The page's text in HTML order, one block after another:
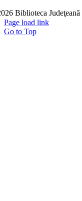
Biblioteca Judeţeană
Page load link
Go to Top